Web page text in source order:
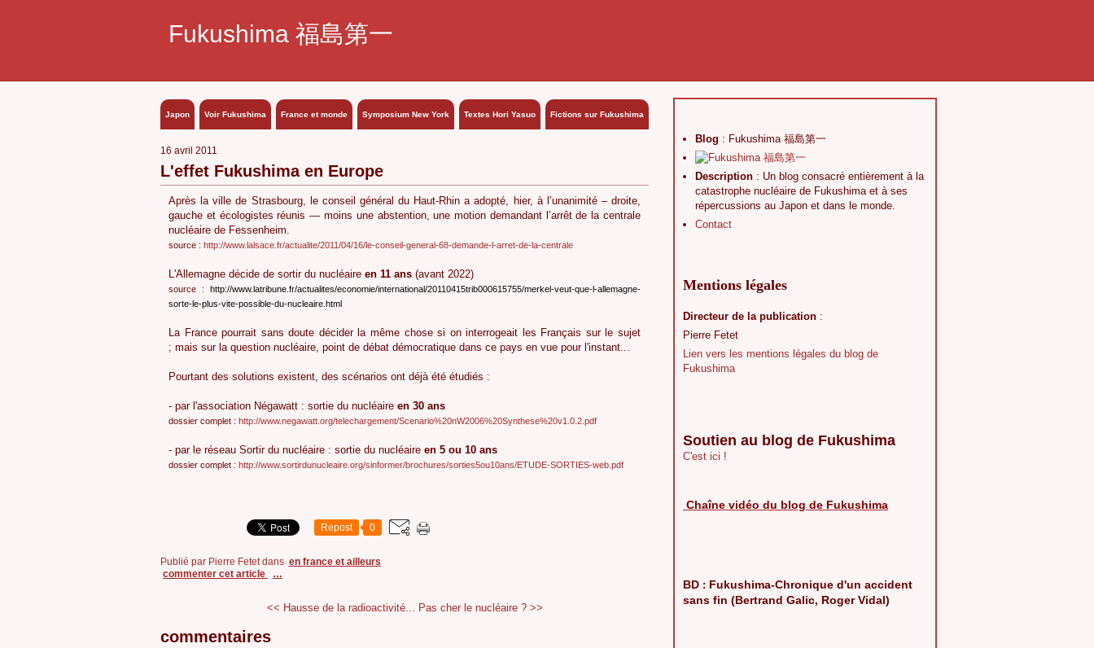
Fukushima 福島第一
Japon Voir Fukushima France et monde Symposium New York Textes Hori Yasuo Fictions sur Fukushima
16 avril 2011
L'effet Fukushima en Europe
Après la ville de Strasbourg, le conseil général du Haut-Rhin a adopté, hier, à l’unanimité – droite,
gauche et écologistes réunis — moins une abstention, une motion demandant l’arrêt de la centrale
nucléaire de Fessenheim.
source : http://www.lalsace.fr/actualite/2011/04/16/le-conseil-general-68-demande-l-arret-de-la-centrale
L'Allemagne décide de sortir du nucléaire en 11 ans (avant 2022)
source :
http://www.latribune.fr/actualites/economie/international/20110415trib000615755/merkel-veut-que-l-allemagne-
sorte-le-plus-vite-possible-du-nucleaire.html
La France pourrait sans doute décider la même chose si on interrogeait les Français sur le sujet
; mais sur la question nucléaire, point de débat démocratique dans ce pays en vue pour l'instant...
Pourtant des solutions existent, des scénarios ont déjà été étudiés :
- par l'association Négawatt : sortie du nucléaire en 30 ans
dossier complet : http://www.negawatt.org/telechargement/Scenario%20nW2006%20Synthese%20v1.0.2.pdf
- par le réseau Sortir du nucléaire : sortie du nucléaire en 5 ou 10 ans
dossier complet : http://www.sortirdunucleaire.org/sinformer/brochures/sorties5ou10ans/ETUDE-SORTIES-web.pdf
Repost 0
Publié par Pierre Fetet dans en france et ailleurs
commenter cet article
…
<< Hausse de la radioactivité... Pas cher le nucléaire ? >>
commentaires
Blog : Fukushima 福島第一
Description : Un blog consacré entièrement à la
catastrophe nucléaire de Fukushima et à ses
répercussions au Japon et dans le monde.
Contact
Mentions légales
Directeur de la publication :
Pierre Fetet
Lien vers les mentions légales du blog de
Fukushima
Soutien au blog de Fukushima
C'est ici !
Chaîne vidéo du blog de Fukushima
BD : Fukushima-Chronique d'un accident
sans fin (Bertrand Galic, Roger Vidal)